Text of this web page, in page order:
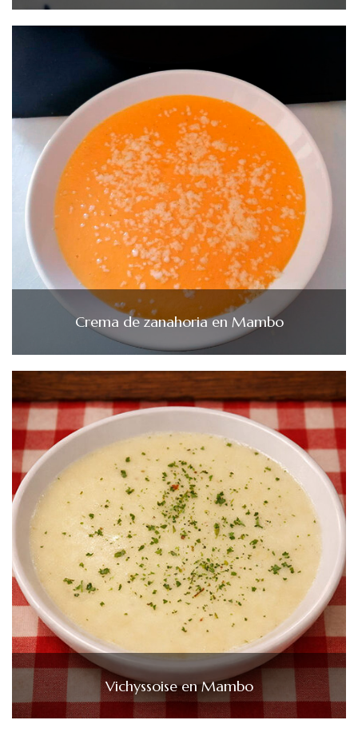
Crema de zanahoria en Mambo
Vichyssoise en Mambo